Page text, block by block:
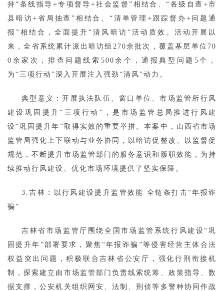
持“条线指导+专项督导+社会监督”相结合、“各级自查+市
县暗访+省局抽查”相结合、“清单管理+跟踪督办+问题通
报”相结合，全面提升“清风暗访”活动质效。活动开展以
来，全省系统累计派出暗访组270余批次，覆盖基层单位70
0余家次，排查问题线索500余个，通报典型问题5个，
为“三项行动”深入开展注入强劲“清风”动力。
典型意义：开展执法队伍、窗口单位、市场监管所行风
建设巩固提升“三项行动”，是市场监管总局推进行风建
设“巩固提升年”取得实效的重要举措。本案中，山西省市场
监管局强化上下联动与业务协同，以暗访促整改、以监督促
规范，不断提升市场监管部门的服务意识和履职效能，为持
续推动行风建设、优化市场环境提供了坚实保障。
3.吉林：以行风建设提升监管效能 全链条打击“年报诈
骗”
吉林省市场监管厅围绕全国市场监管系统行风建设“巩
固提升年”部署要求，聚焦“年报诈骗”等侵害经营主体合法
权益突出问题，积极联合吉林省公安厅，强化行刑衔接机
制，探索建立由市场监管部门负责线索统筹、政策指导、数
据支撑，公安机关组织网安、法制、刑侦等多警种协同作战